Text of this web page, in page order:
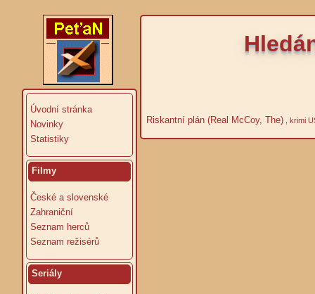
Úvodní stránka
Novinky
Statistiky
Filmy
České a slovenské
Zahraniční
Seznam herců
Seznam režisérů
Seriály
Riskantní plán (Real McCoy, The) , krimi